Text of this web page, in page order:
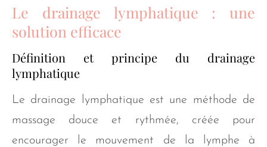
Le drainage lymphatique : une
solution efficace
Définition et principe du drainage
lymphatique
Le drainage lymphatique est une méthode de
massage douce et rythmée, créée pour
encourager le mouvement de la lymphe à